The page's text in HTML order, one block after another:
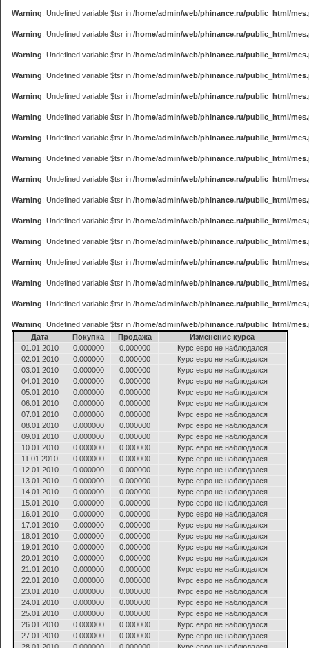
Warning: Undefined variable $tsr in /home/admin/web/phinance.ru/public_html/
Warning: Undefined variable $tsr in /home/admin/web/phinance.ru/public_html/
Warning: Undefined variable $tsr in /home/admin/web/phinance.ru/public_html/
Warning: Undefined variable $tsr in /home/admin/web/phinance.ru/public_html/
Warning: Undefined variable $tsr in /home/admin/web/phinance.ru/public_html/
Warning: Undefined variable $tsr in /home/admin/web/phinance.ru/public_html/
Warning: Undefined variable $tsr in /home/admin/web/phinance.ru/public_html/
Warning: Undefined variable $tsr in /home/admin/web/phinance.ru/public_html/
Warning: Undefined variable $tsr in /home/admin/web/phinance.ru/public_html/
Warning: Undefined variable $tsr in /home/admin/web/phinance.ru/public_html/
Warning: Undefined variable $tsr in /home/admin/web/phinance.ru/public_html/
Warning: Undefined variable $tsr in /home/admin/web/phinance.ru/public_html/
Warning: Undefined variable $tsr in /home/admin/web/phinance.ru/public_html/
Warning: Undefined variable $tsr in /home/admin/web/phinance.ru/public_html/
Warning: Undefined variable $tsr in /home/admin/web/phinance.ru/public_html/
Warning: Undefined variable $tsr in /home/admin/web/phinance.ru/public_html/
Дата
Покупка Продажа
Изменение курса
01.01.2010
0.000000 0.000000
Курс евро не наблюдался
02.01.2010
0.000000 0.000000
Курс евро не наблюдался
03.01.2010
0.000000 0.000000
Курс евро не наблюдался
04.01.2010
0.000000 0.000000
Курс евро не наблюдался
05.01.2010
0.000000 0.000000
Курс евро не наблюдался
06.01.2010
0.000000 0.000000
Курс евро не наблюдался
07.01.2010
0.000000 0.000000
Курс евро не наблюдался
08.01.2010
0.000000 0.000000
Курс евро не наблюдался
09.01.2010
0.000000 0.000000
Курс евро не наблюдался
10.01.2010
0.000000 0.000000
Курс евро не наблюдался
11.01.2010
0.000000 0.000000
Курс евро не наблюдался
12.01.2010
0.000000 0.000000
Курс евро не наблюдался
13.01.2010
0.000000 0.000000
Курс евро не наблюдался
14.01.2010
0.000000 0.000000
Курс евро не наблюдался
15.01.2010
0.000000 0.000000
Курс евро не наблюдался
16.01.2010
0.000000 0.000000
Курс евро не наблюдался
17.01.2010
0.000000 0.000000
Курс евро не наблюдался
18.01.2010
0.000000 0.000000
Курс евро не наблюдался
19.01.2010
0.000000 0.000000
Курс евро не наблюдался
20.01.2010
0.000000 0.000000
Курс евро не наблюдался
21.01.2010
0.000000 0.000000
Курс евро не наблюдался
22.01.2010
0.000000 0.000000
Курс евро не наблюдался
23.01.2010
0.000000 0.000000
Курс евро не наблюдался
24.01.2010
0.000000 0.000000
Курс евро не наблюдался
25.01.2010
0.000000 0.000000
Курс евро не наблюдался
26.01.2010
0.000000 0.000000
Курс евро не наблюдался
27.01.2010
0.000000 0.000000
Курс евро не наблюдался